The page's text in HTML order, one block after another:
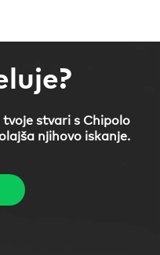
stvari s Chipolo
njihovo iskanje.